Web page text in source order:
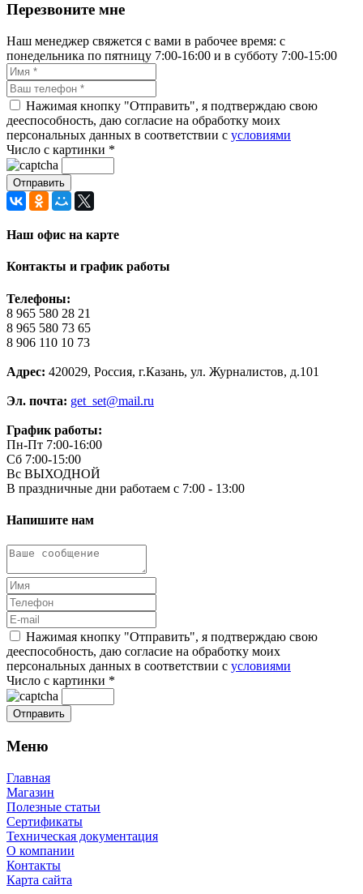
Перезвоните мне
Наш менеджер свяжется с вами в рабочее время: с
понедельника по пятницу 7:00-16:00 и в субботу 7:00-15:00
Нажимая кнопку "Отправить", я подтверждаю свою
дееспособность, даю согласие на обработку моих
персональных данных в соответствии с условиями
Число с картинки *
Наш офис на карте
Контакты и график работы
Телефоны:
8 965 580 28 21
8 965 580 73 65
8 906 110 10 73
Адрес: 420029, Россия, г.Казань, ул. Журналистов, д.101
Эл. почта: get_set@mail.ru
График работы:
Пн-Пт 7:00-16:00
Сб 7:00-15:00
Вс ВЫХОДНОЙ
В праздничные дни работаем с 7:00 - 13:00
Напишите нам
Нажимая кнопку "Отправить", я подтверждаю свою
дееспособность, даю согласие на обработку моих
персональных данных в соответствии с условиями
Число с картинки *
Меню
Главная
Магазин
Полезные статьи
Сертификаты
Техническая документация
О компании
Контакты
Карта сайта